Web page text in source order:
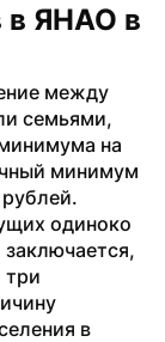
в ЯНАО в
между
семьями,
на
минимум
одиноко
три
в